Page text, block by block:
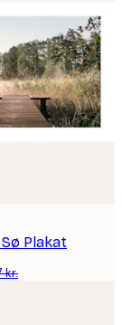
Plakat
kr.